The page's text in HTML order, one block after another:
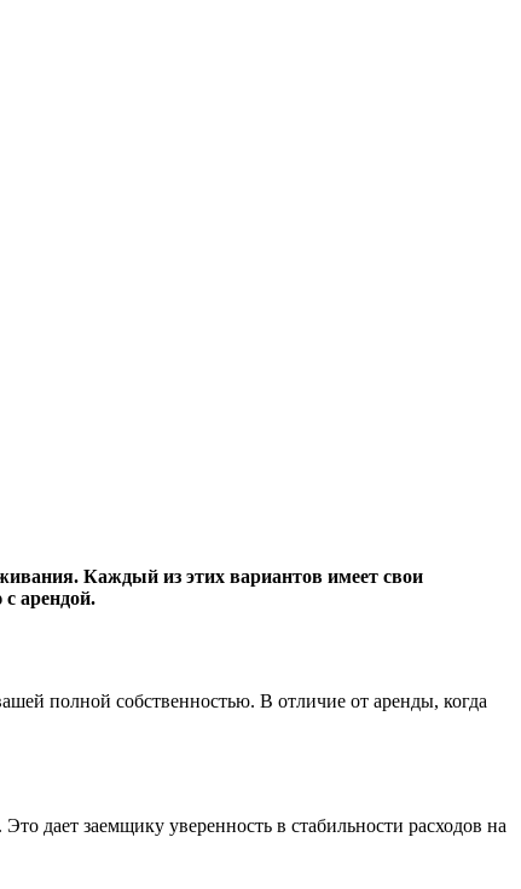
Каждый из этих вариантов имеет свои
арендой.
полной собственностью. В отличие от аренды, когда
дает заемщику уверенность в стабильности расходов на